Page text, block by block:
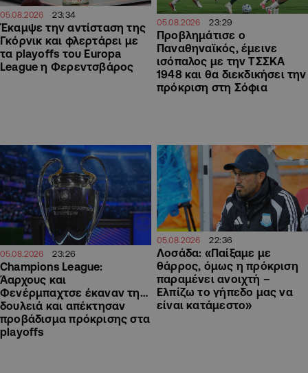
05.08.2026 23:34
Έκαμψε την αντίσταση της
Γκόρνικ και φλερτάρει με
τα playoffs του Europa
League η Φερεντσβάρος
05.08.2026 23:29
Προβλημάτισε ο
Παναθηναϊκός, έμεινε
ισόπαλος με την ΤΣΣΚΑ
1948 και θα διεκδικήσει την
πρόκριση στη Σόφια
05.08.2026 23:26
Champions League:
Άαρχους και
Φενέρμπαχτσε έκαναν τη…
δουλειά και απέκτησαν
προβάδισμα πρόκρισης στα
playoffs
05.08.2026 22:36
Λοσάδα: «Παίξαμε με
θάρρος, όμως η πρόκριση
παραμένει ανοιχτή –
Ελπίζω το γήπεδο μας να
είναι κατάμεστο»